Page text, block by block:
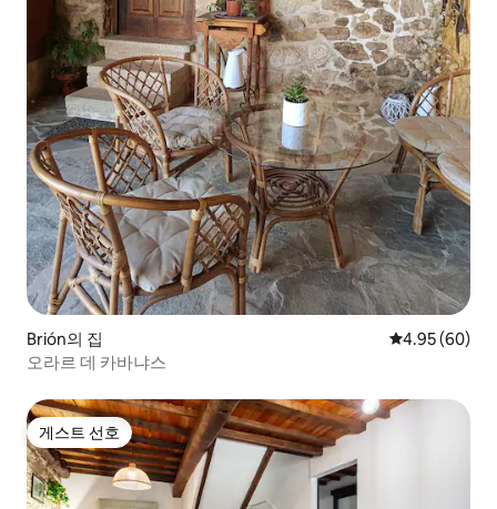
Brión의 집 평점 4.95점(5
4.95 (60)
오라르 데 카바냐스
게스트 선호
게스트 선호